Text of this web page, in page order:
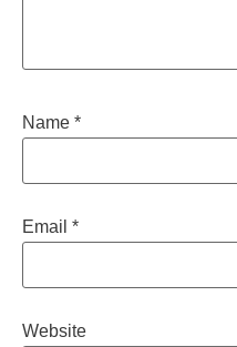
Name *
Email *
Website